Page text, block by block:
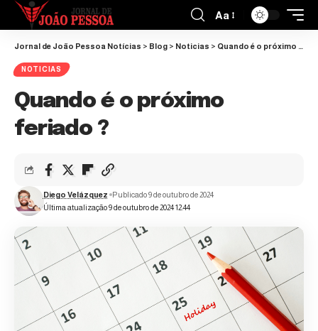
Aa
Jornal de João Pessoa Notícias > Blog > Noticias > Quando é o próximo feriado ?
NOTICIAS
Quando é o próximo
feriado ?
Última atualização 9 de outubro de 2024 12:44
Diego Velázquez Publicado 9 de outubro de 2024